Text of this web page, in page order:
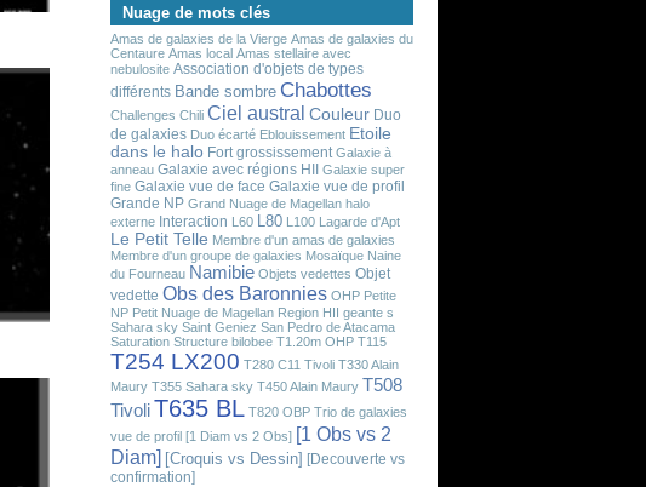
Nuage de mots clés
Amas de galaxies de la Vierge Amas de galaxies du
Centaure Amas local Amas stellaire avec
nebulosite Association d'objets de types
différents Bande sombre Chabottes
Challenges Chili Ciel austral Couleur Duo
de galaxies Duo écarté Eblouissement Etoile
dans le halo Fort grossissement Galaxie à
anneau Galaxie avec régions HII
Galaxie super
fine Galaxie vue de face Galaxie vue de profil
Grande NP Grand Nuage de Magellan halo
externe Interaction L60 L80 L100 Lagarde d'Apt
Le Petit Telle Membre d'un amas de galaxies
Membre d'un groupe de galaxies Mosaïque Naine
du Fourneau Namibie Objets vedettes Objet
vedette Obs des Baronnies OHP Petite
NP Petit Nuage de Magellan Region HII geante s
Sahara sky Saint Geniez San Pedro de Atacama
Saturation Structure bilobee T1.20m OHP T115
T254 LX200 T280 C11 Tivoli T330 Alain
Maury T355 Sahara sky T450 Alain Maury T508
TivoliT635 BL T820 OBP Trio de galaxies
vue de profil [1 Diam vs 2 Obs] [1 Obs vs 2
Diam] [Croquis vs Dessin] [Decouverte vs
confirmation]